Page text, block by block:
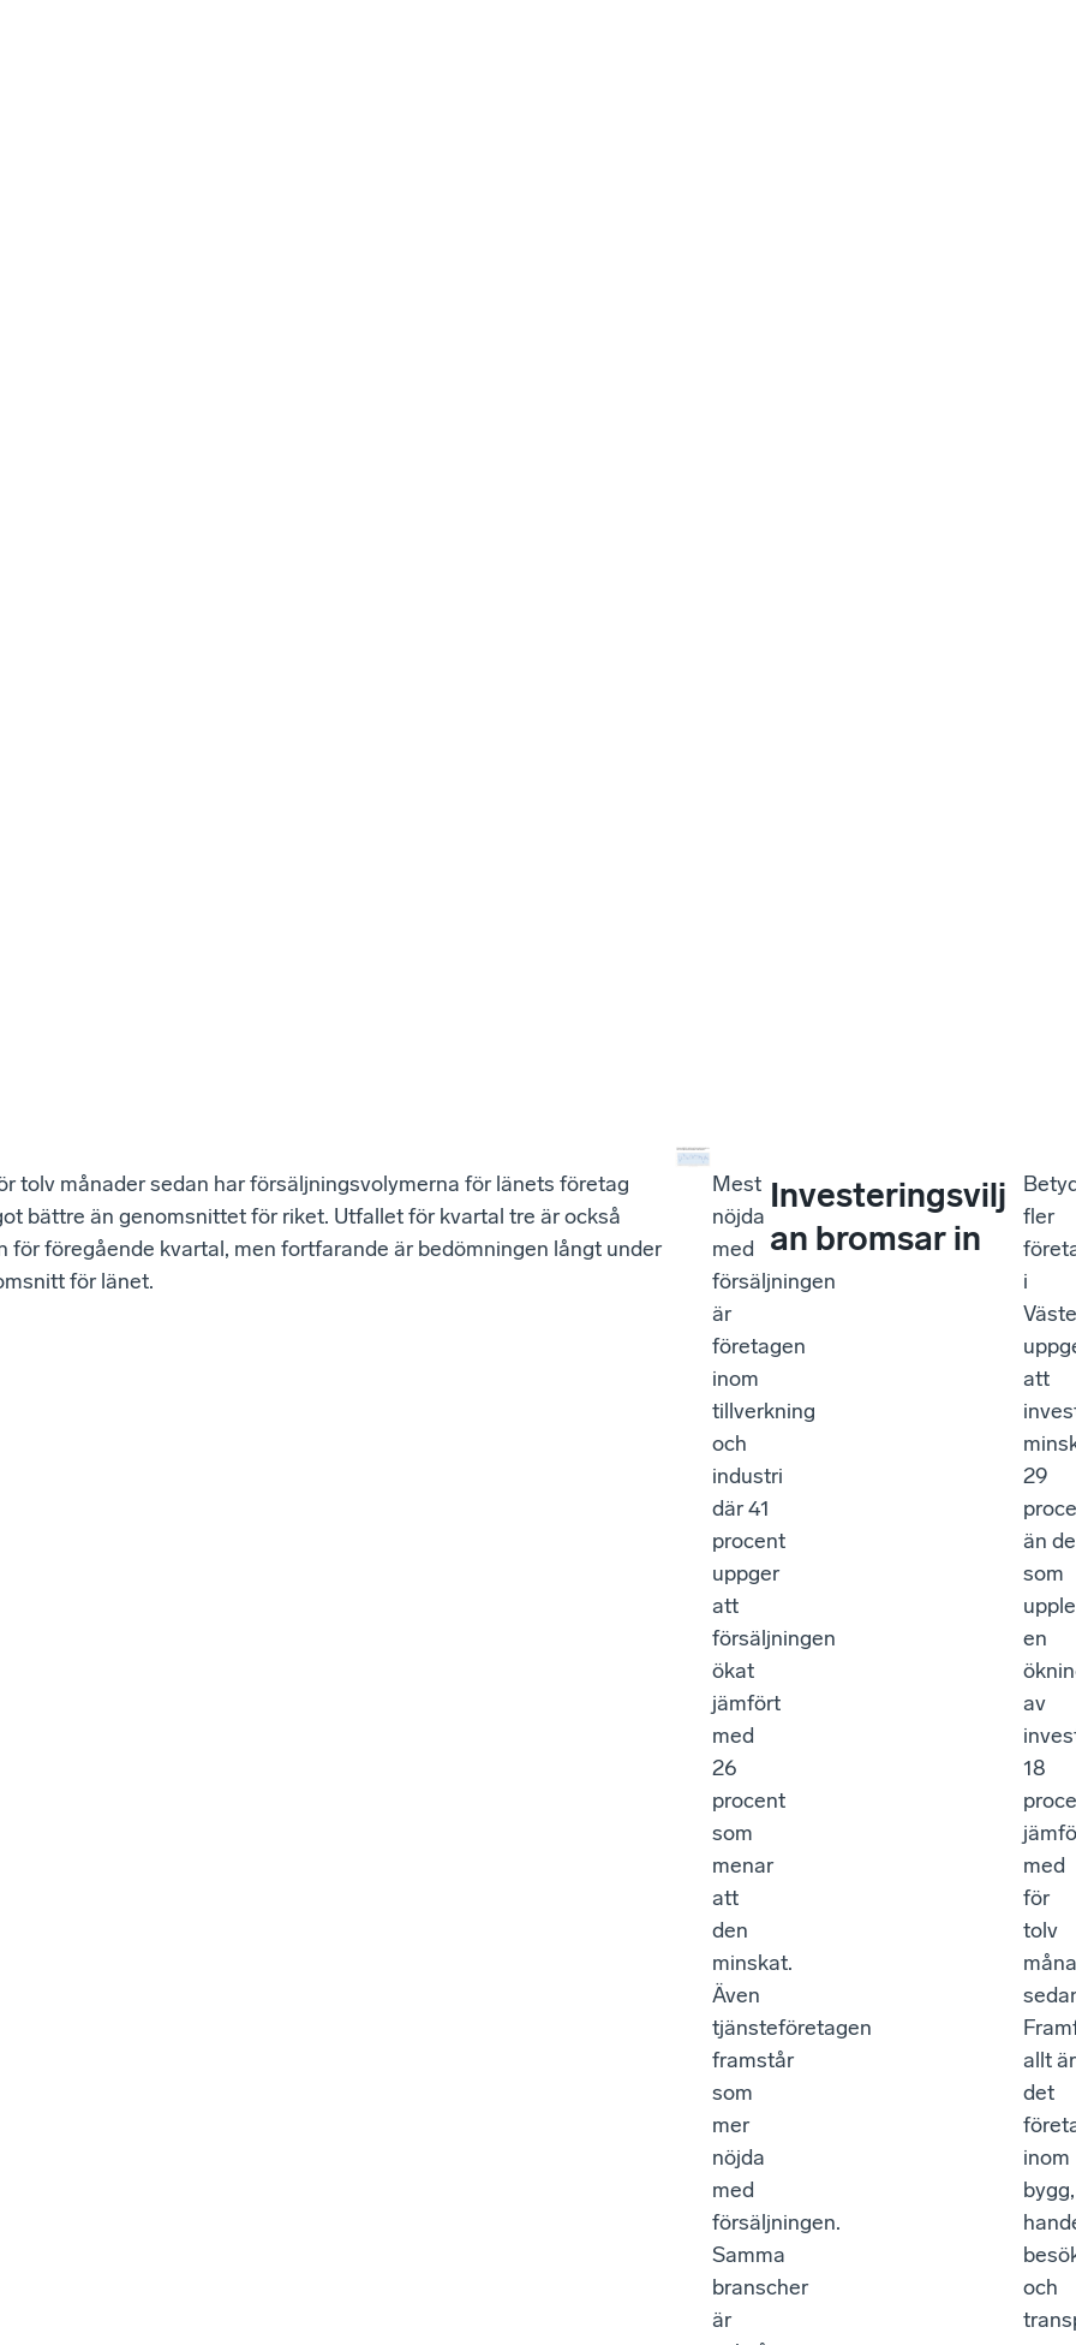
tolv månader sedan har försäljningsvolymerna för länets företag
bättre än genomsnittet för riket. Utfallet för kvartal tre är också
för föregående kvartal, men fortfarande är bedömningen långt under
för länet.
Mest
nöjda
med
försäljningen
är
företagen
inom
tillverkning
och
industri
där 41
procent
uppger
att
försäljningen
ökat
jämfört
med
26
procent
som
menar
att
den
minskat.
Även
tjänsteföretagen
framstår
som
mer
nöjda
med
försäljningen.
Samma
branscher
är
Investeringsvilj
an bromsar in
fler
i
att
29
än de
som
en
av
18
med
för
tolv
allt är
det
inom
bygg,
och